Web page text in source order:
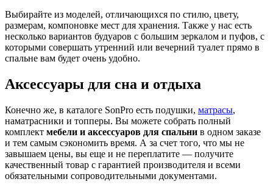
Выбирайте из моделей, отличающихся по стилю, цвету,
размерам, компоновке мест для хранения. Также у нас есть
несколько вариантов будуаров с большим зеркалом и пуфов, с
которыми совершать утренний или вечерний туалет прямо в
спальне вам будет очень удобно.
Аксессуары для сна и отдыха
Конечно же, в каталоге SonPro есть подушки, матрасы,
наматрасники и топперы. Вы можете собрать полный
комплект мебели и аксессуаров для спальни в одном заказе
и тем самым сэкономить время. А за счет того, что мы не
завышаем цены, вы еще и не переплатите — получите
качественный товар с гарантией производителя и всеми
обязательными сопроводительными документами.